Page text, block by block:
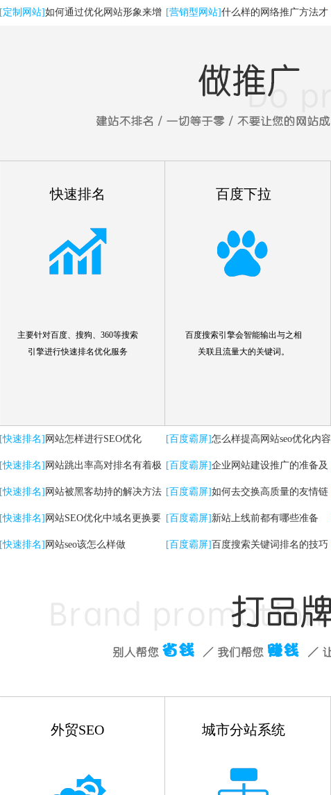
[定制网站]如何通过优化网站形象来增 响因素
[营销型网站]什么样的网络推广方法才
快速排名
主要针对百度、搜狗、360等搜索
引擎进行快速排名优化服务
百度下拉
百度搜索引擎会智能输出与之相
关联且流量大的关键词。
[快速排名] 网站怎样进行SEO优化
[快速排名] 网站跳出率高对排名有着极
高的影响
[快速排名] 网站被黑客劫持的解决方法
[快速排名] 网站SEO优化中域名更换要
点
[快速排名] 网站seo该怎么样做
[百度霸屏]怎么样提高网站seo优化内容
[百度霸屏]企业网站建设推广的准备及
检查工作
[百度霸屏]如何去交换高质量的友情链
接
[百度霸屏] 新站上线前都有哪些准备
[百度霸屏]百度搜索关键词排名的技巧
外贸SEO 城市分站系统